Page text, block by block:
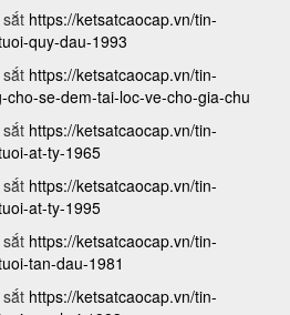
https://ketsatcaocap.vn/tin-
quy-dau-1993
https://ketsatcaocap.vn/tin-
se-dem-tai-loc-ve-cho-gia-chu
https://ketsatcaocap.vn/tin-
at-ty-1965
https://ketsatcaocap.vn/tin-
at-ty-1995
https://ketsatcaocap.vn/tin-
tan-dau-1981
https://ketsatcaocap.vn/tin-